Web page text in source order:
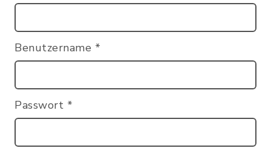
Benutzername *
Passwort *